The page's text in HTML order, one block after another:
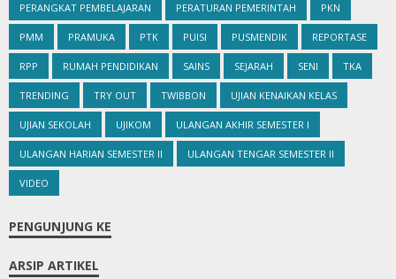
PERANGKAT PEMBELAJARAN PERATURAN PEMERINTAH PKN
PMM PRAMUKA PTK PUISI PUSMENDIK REPORTASE
RPP RUMAH PENDIDIKAN SAINS SEJARAH SENI TKA
TRENDING TRY OUT TWIBBON UJIAN KENAIKAN KELAS
UJIAN SEKOLAH UJIKOM ULANGAN AKHIR SEMESTER I
ULANGAN HARIAN SEMESTER II ULANGAN TENGAR SEMESTER II
VIDEO
PENGUNJUNG KE
ARSIP ARTIKEL